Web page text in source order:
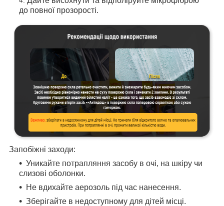
до повної прозорості.
Запобіжні заходи:
Уникайте потрапляння засобу в очі, на шкіру чи
слизові оболонки.
Не вдихайте аерозоль під час нанесення.
Зберігайте в недоступному для дітей місці.